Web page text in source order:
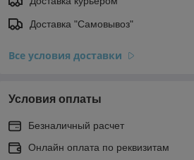
Доставка "Самовывоз"
Все условия доставки
Условия оплаты
Безналичный расчет
Онлайн оплата по реквизитам